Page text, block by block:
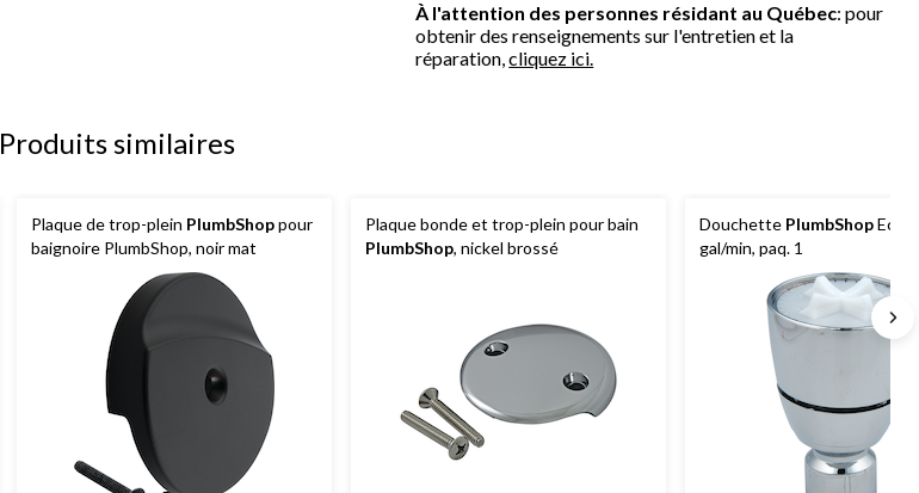
À l'attention des personnes résidant au Québec: pour
obtenir des renseignements sur l'entretien et la
réparation,cliquez ici.
Produits similaires
Plaque de trop-plein PlumbShoppour
baignoire PlumbShop, noir mat
Plaque bonde et trop-plein pour bain
PlumbShop, nickel brossé
Douchette PlumbShop
gal/min, paq. 1